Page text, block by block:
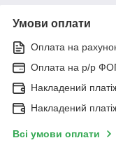
Умови оплати
Оплата на
Оплата на р/р
Накладений
Накладений
Всі умови оплати